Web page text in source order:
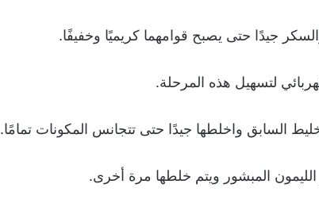
جيدًا حتى يصبح قوامهما كريميًا وخفيفًا.
لتسهيل هذه المرحلة.
السابق واخلطها جيدًا حتى تتجانس المكونات تمامًا.
المبشور ويتم خلطها مرة أخرى.